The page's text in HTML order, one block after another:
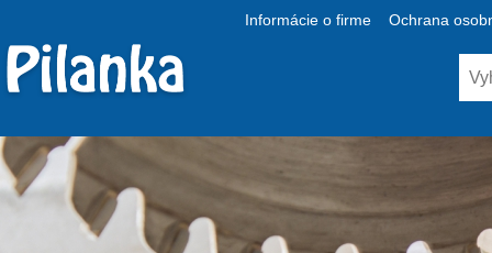
Informácie o firme Ochrana